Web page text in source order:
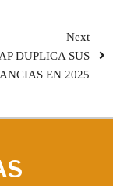
Next
DUPLICA SUS
EN 2025